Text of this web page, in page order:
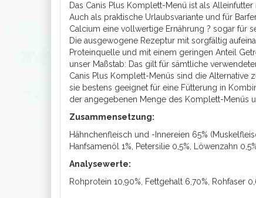
Das Canis Plus Komplett-Menü ist als
Auch als praktische Urlaubsvariante und für
Calcium eine vollwertige Ernährung ? sogar für
Die ausgewogene Rezeptur mit sorgfältig
Proteinquelle und mit einem geringen Anteil
unser Maßstab: Das gilt für sämtliche
Canis Plus Komplett-Menüs sind die Alternative
sie bestens geeignet für eine Fütterung in
der angegebenen Menge des Komplett-Menüs
Zusammensetzung:
Hähnchenfleisch und -Innereien 65%
Hanfsamenöl 1%,
Petersilie 0,5%, Löwenzahn
Analysewerte:
Rohprotein 10,90%, Fettgehalt 6,70%, Rohfaser